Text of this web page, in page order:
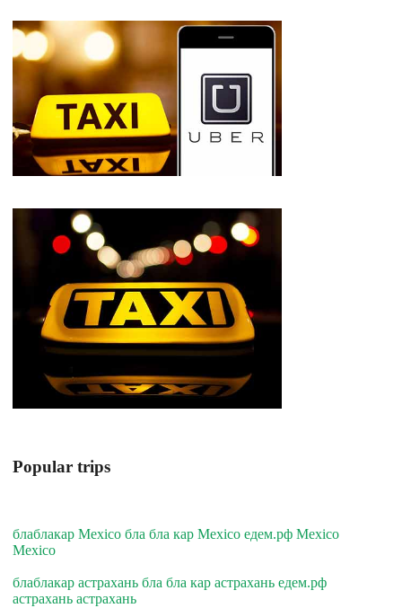
Popular trips
блаблакар Mexico бла бла кар Mexico едем.рф Mexico
Mexico
блаблакар астрахань бла бла кар астрахань едем.рф
астрахань астрахань